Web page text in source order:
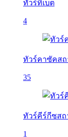
ทัวร์ทิเบต
4
ทัวร์คาซัคส
35
ทัวร์คีร์กีซสถ
1